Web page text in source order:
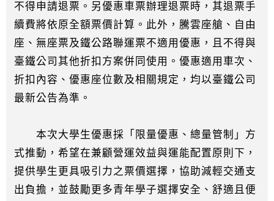
不得申請退票。另優惠車票辦理退票時，其退票手
續費將依原全額票價計算。此外，騰雲座艙、自由
座、無座票及鐵公路聯運票不適用優惠，且不得與
臺鐵公司其他折扣方案併同使用。優惠適用車次、
折扣內容、優惠座位數及相關規定，均以臺鐵公司
最新公告為準。
本次大學生優惠採「限量優惠、總量管制」方
式推動，希望在兼顧營運效益與運能配置原則下，
提供學生更具吸引力之票價選擇，協助減輕交通支
出負擔，並鼓勵更多青年學子選擇安全、舒適且便